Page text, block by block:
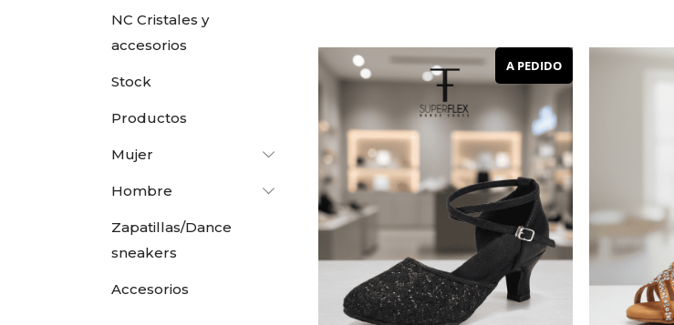
A PEDIDO
NC Cristales y
accesorios
Stock
Productos
Mujer
Hombre
Zapatillas/Dance
sneakers
Accesorios